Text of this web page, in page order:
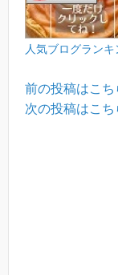
人気ブログランキ
前の投稿はこち
次の投稿はこち